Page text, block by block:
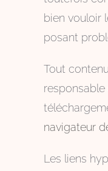
bien vouloir
posant
Tout
responsable
navigateur
Les liens